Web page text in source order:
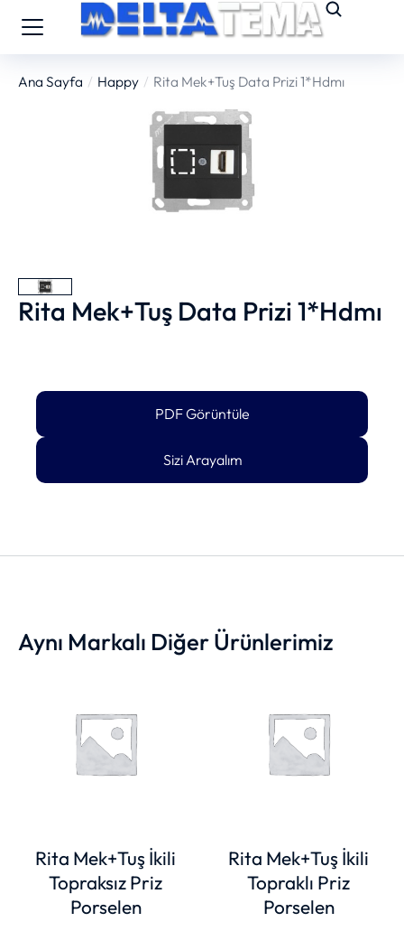
You are here:
Ana Sayfa Happy Rita Mek+Tuş Data Prizi 1*Hdmı
Rita Mek+Tuş Data Prizi 1*Hdmı
PDF Görüntüle
Sizi Arayalım
Aynı Markalı Diğer Ürünlerimiz
Rita Mek+Tuş İkili
Topraksız Priz
Porselen
Rita Mek+Tuş İkili
Topraklı Priz
Porselen